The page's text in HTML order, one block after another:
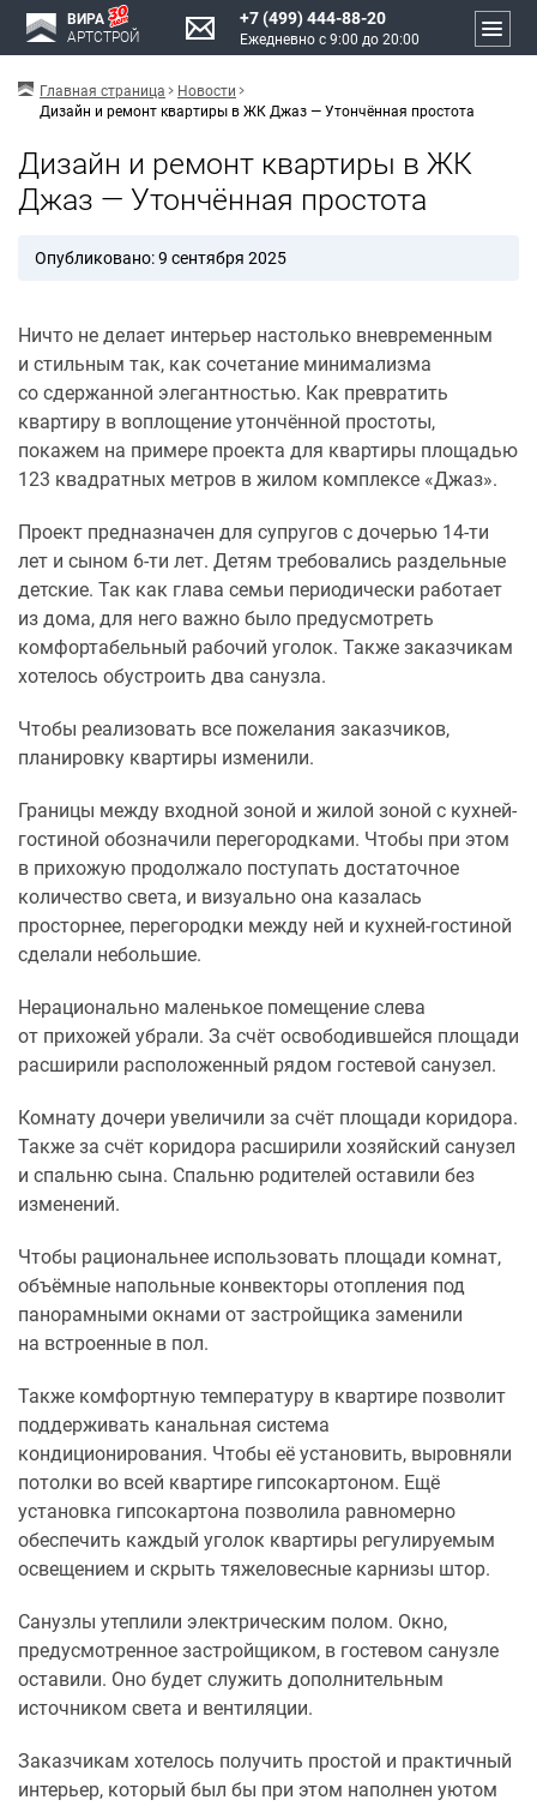
ВИРА
АРТСТРОЙ
+7 (499) 444-88-20
Ежедневно с 9:00 до 20:00
Главная страница
Новости
Дизайн и ремонт квартиры в ЖК Джаз — Утончённая простота
Дизайн и ремонт квартиры в ЖК
Джаз — Утончённая простота
Опубликовано: 9 сентября 2025
Ничто не делает интерьер настолько вневременным
и стильным так, как сочетание минимализма
со сдержанной элегантностью. Как превратить
квартиру в воплощение утончённой простоты,
покажем на примере проекта для квартиры площадью
123 квадратных метров в жилом комплексе «Джаз».
Проект предназначен для супругов с дочерью 14-ти
лет и сыном 6-ти лет. Детям требовались раздельные
детские. Так как глава семьи периодически работает
из дома, для него важно было предусмотреть
комфортабельный рабочий уголок. Также заказчикам
хотелось обустроить два санузла.
Чтобы реализовать все пожелания заказчиков,
планировку квартиры изменили.
Границы между входной зоной и жилой зоной с кухней-
гостиной обозначили перегородками. Чтобы при этом
в прихожую продолжало поступать достаточное
количество света, и визуально она казалась
просторнее, перегородки между ней и кухней-гостиной
сделали небольшие.
Нерационально маленькое помещение слева
от прихожей убрали. За счёт освободившейся площади
расширили расположенный рядом гостевой санузел.
Комнату дочери увеличили за счёт площади коридора.
Также за счёт коридора расширили хозяйский санузел
и спальню сына. Спальню родителей оставили без
изменений.
Чтобы рациональнее использовать площади комнат,
объёмные напольные конвекторы отопления под
панорамными окнами от застройщика заменили
на встроенные в пол.
Также комфортную температуру в квартире позволит
поддерживать канальная система
кондиционирования. Чтобы её установить, выровняли
потолки во всей квартире гипсокартоном. Ещё
установка гипсокартона позволила равномерно
обеспечить каждый уголок квартиры регулируемым
освещением и скрыть тяжеловесные карнизы штор.
Санузлы утеплили электрическим полом. Окно,
предусмотренное застройщиком, в гостевом санузле
оставили. Оно будет служить дополнительным
источником света и вентиляции.
Заказчикам хотелось получить простой и практичный
интерьер, который был бы при этом наполнен уютом